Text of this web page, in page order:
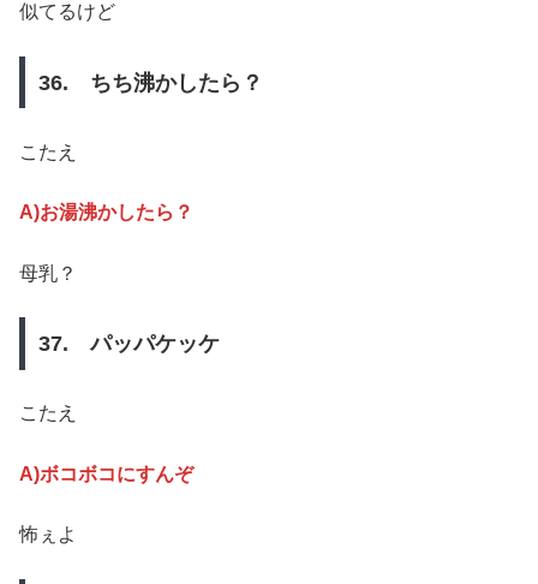
似てるけど
36. ちち沸かしたら？
こたえ
A)お湯沸かしたら？
母乳？
37. パッパケッケ
こたえ
A)ボコボコにすんぞ
怖ぇよ